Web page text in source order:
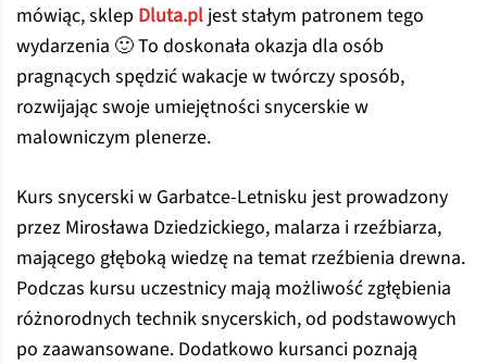
mówiąc, sklep Dluta.pl jest stałym patronem tego
wydarzenia 🙂 To doskonała okazja dla osób
pragnących spędzić wakacje w twórczy sposób,
rozwijając swoje umiejętności snycerskie w
malowniczym plenerze.
Kurs snycerski w Garbatce-Letnisku jest prowadzony
przez Mirosława Dziedzickiego, malarza i rzeźbiarza,
mającego głęboką wiedzę na temat rzeźbienia drewna.
Podczas kursu uczestnicy mają możliwość zgłębienia
różnorodnych technik snycerskich, od podstawowych
po zaawansowane. Dodatkowo kursanci poznają